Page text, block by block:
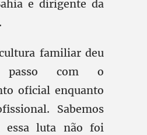
e dirigente da
familiar deu
com o
oficial enquanto
Sabemos
essa luta não foi